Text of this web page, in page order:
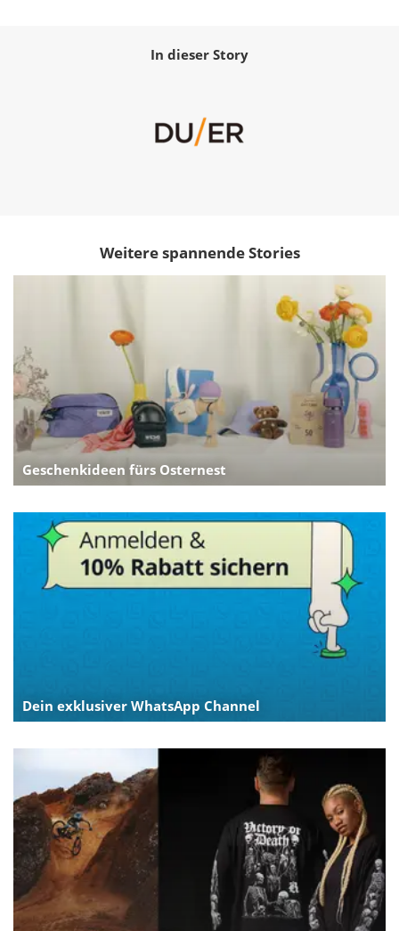
In dieser Story
Weitere spannende Stories
Geschenkideen fürs Osternest
Dein exklusiver WhatsApp Channel